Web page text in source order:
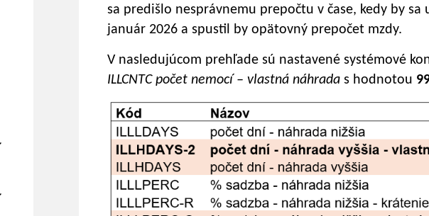
sa predišlo nesprávnemu prepočtu v čase, kedy by
január 2026 a spustil by opätovný prepočet mzdy.
V nasledujúcom prehľade sú nastavené systémové
ILLCNTC počet nemocí – vlastná náhrada s hodnotou